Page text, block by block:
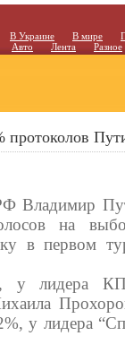
В Украине В мире
Авто Лента Разное
протоколов
Владимир
на
в первом
лидера
у лидера